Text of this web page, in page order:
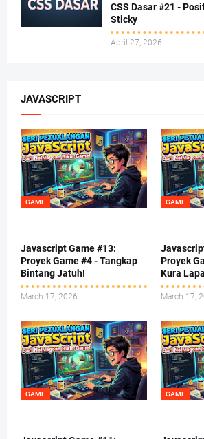
CSS Dasar #21 -
Sticky
April 27, 2026
JAVASCRIPT
GAME
Javascript Game #13:
Proyek Game #4 - Tangkap
Bintang Jatuh!
March 17, 2026
GAME
Proyek
Kura
March 17,
GAME GAME